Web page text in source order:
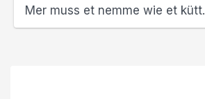
Mer muss et nemme wie et kütt.